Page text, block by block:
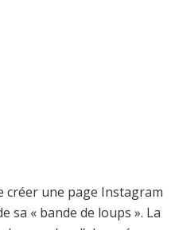
créer une page Instagram
sa « bande de loups ». La